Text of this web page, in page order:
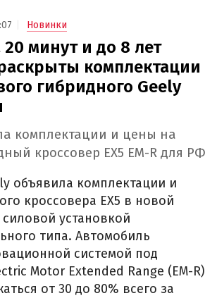
Новинки
20 минут и до 8 лет
комплектации
гибридного Geely
комплектации и цены на
кроссовер EX5 EM-R для РФ
объявила комплектации и
кроссовера EX5 в новой
силовой установкой
типа. Автомобиль
системой под
Motor Extended Range (EM-R)
от 30 до 80% всего за